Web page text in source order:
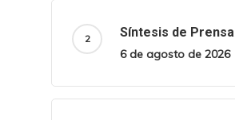
Síntesis de Prensa
6 de agosto de 2026